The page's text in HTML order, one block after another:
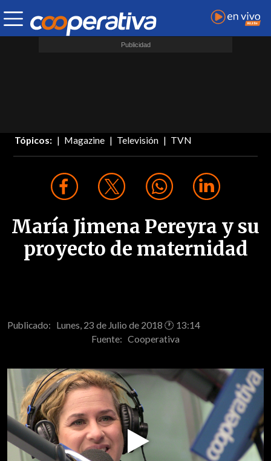
Tópicos: Magazine Televisión TVN
María Jimena Pereyra y su
proyecto de maternidad
Publicado: Lunes, 23 de Julio de 2018 🕐 13:14
Fuente: Cooperativa
Play
Video